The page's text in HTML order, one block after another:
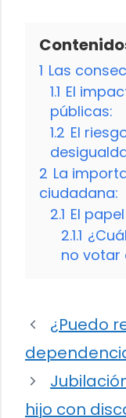
1 Las
1.1 El
públicas:
1.2 El
2 La
ciudadana:
2.1 El
2.1.1
no votar
¿Puedo
hijo con